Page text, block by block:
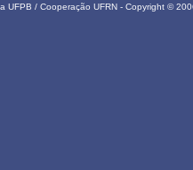
UFPB / Cooperação UFRN - Copyright ©